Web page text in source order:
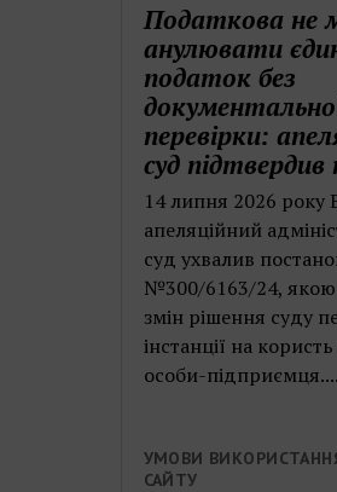
Податкова не
анулювати
податок без
перевірки:
суд підтвердив
14 липня 2026 року
апеляційний
суд ухвалив
№300/6163/24, якою
змін рішення суду
інстанції на
особи-підприємця....
УМОВИ
САЙТУ